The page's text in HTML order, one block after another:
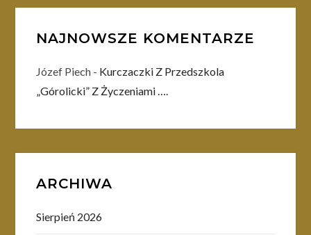
NAJNOWSZE KOMENTARZE
Józef Piech - Kurczaczki Z Przedszkola
„Górolicki” Z Życzeniami ….
ARCHIWA
Sierpień 2026